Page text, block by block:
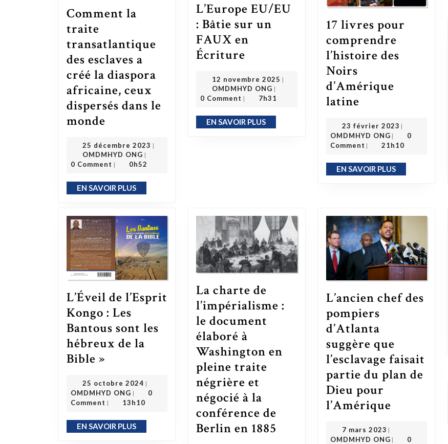
Comment la
traite
transatlantique
des esclaves a
créé la diaspora
africaine, ceux
dispersés dans le
monde
25 décembre 2023 25 décembre 2023
|
OMDMHYD ONGOMDMHYD ONG
|
0 Comment | 0h52
EN SAVOIR PLUSEN SAVOIR PLUS
L’Europe EU/EU
: Bâtie sur un
FAUX en
Écriture
12 novembre 2025 12 novembre 2025
|
OMDMHYD ONGOMDMHYD ONG
|
0 Comment | 7h31
EN SAVOIR PLUSEN SAVOIR PLUS
17 livres pour
comprendre
l’histoire des
Noirs
d’Amérique
latine17 livres pour comprendre l’histoire des Noirs d’Amérique latine
23 février 2023 23 février 2023
|
OMDMHYD ONG
OMDMHYD ONG
|
0
Comment | 21h10
EN SAVOIR PLUSEN SAVOIR PLUS
L’Éveil de l’Esprit
Kongo : Les
Bantous sont les
hébreux de la
Bible »
25 octobre 2024 25 octobre 2024
|
OMDMHYD ONG
OMDMHYD ONG
|
0
Comment | 13h10
EN SAVOIR PLUSEN SAVOIR PLUS
La charte de
l’impérialisme :
le document
élaboré à
Washington en
pleine traite
négrière et
négocié à la
conférence de
Berlin en 1885
L’ancien chef des
pompiers
d’Atlanta
suggère que
l’esclavage faisait
partie du plan de
Dieu pour
l’AmériqueL’ancien chef des pompiers d’Atlanta suggère que l’esclavage faisait partie du plan de Dieu pour l’Amérique
7 mars 2023 7 mars 2023
|
OMDMHYD ONG |
0